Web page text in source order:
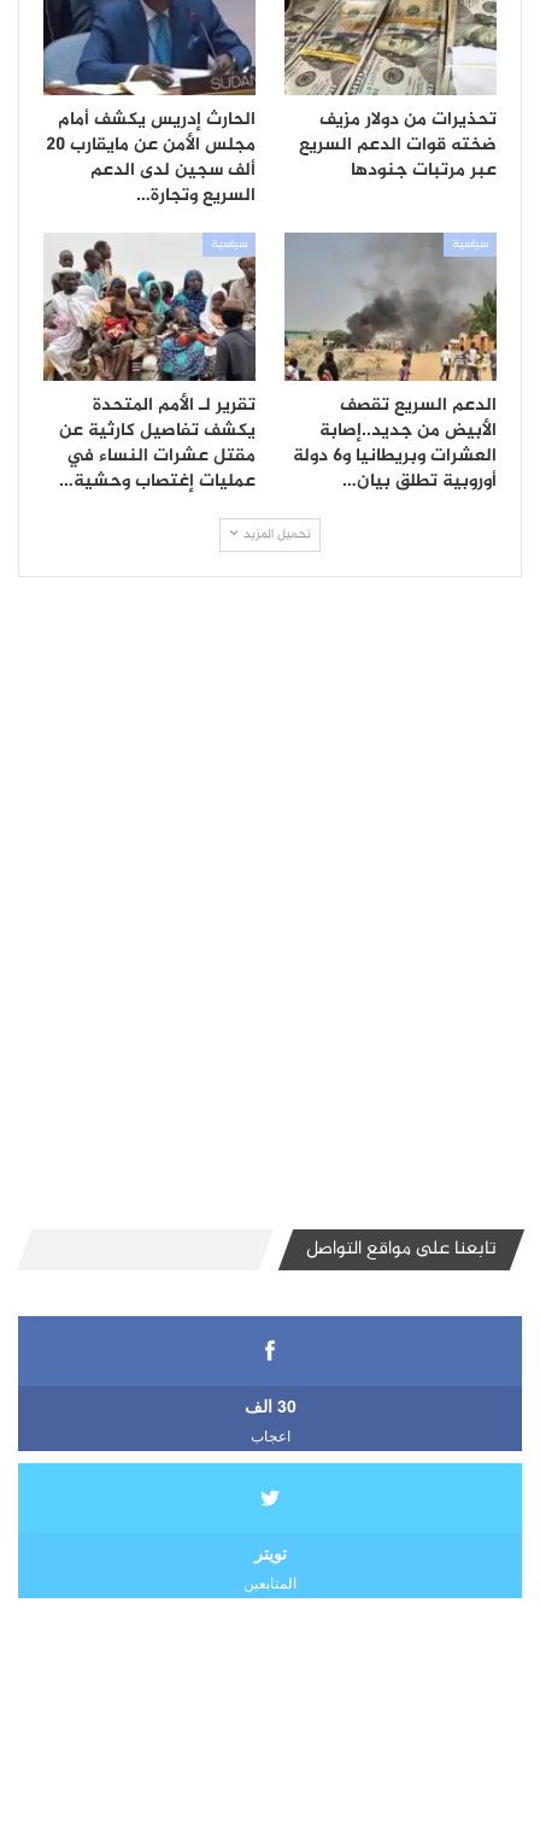
تحذيرات من دولار مزيف
ضخته قوات الدعم السريع
عبر مرتبات جنودها
الحارث إدريس يكشف أمام
مجلس الأمن عن مايقارب 20
ألف سجين لدى الدعم
السريع وتجارة…
سياسية
الدعم السريع تقصف
الأبيض من جديد..إصابة
العشرات وبريطانيا و6 دولة
أوروبية تطلق بيان…
سياسية
تقرير لـ الأمم المتحدة
يكشف تفاصيل كارثية عن
مقتل عشرات النساء في
عمليات إغتصاب وحشية…
تحميل المزيد
تابعنا على مواقع التواصل
30 الف
اعجاب
تويتر
المتابعين